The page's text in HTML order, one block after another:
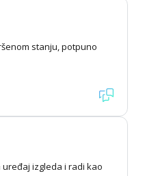
stanju, potpuno
izgleda i radi kao